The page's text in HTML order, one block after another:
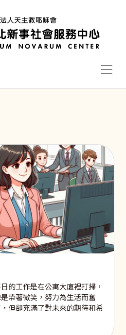
的工作是在公寓大廈裡打掃，
帶著微笑，努力為生活而奮
但卻充滿了對未來的期待和希